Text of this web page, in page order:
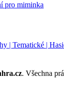
| Tematické |
pro miminka
. Všechna